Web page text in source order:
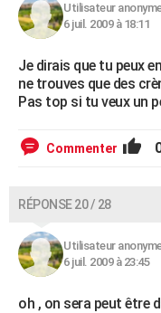
Utilisateur
6 juil. 2009 à 18:11
Je dirais que tu peux
ne trouves que des
Pas top si tu veux un
Commenter
RÉPONSE 20 / 28
Utilisateur
6 juil. 2009 à 23:45
oh , on sera peut être